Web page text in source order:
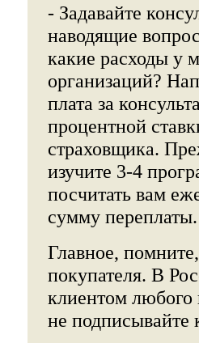
- Задавайте
наводящие
какие расходы у
организаций?
плата за
процентной
страховщика.
изучите 3-4
посчитать вам
сумму переплаты.
Главное,
покупателя. В
клиентом любого
не подписывайте